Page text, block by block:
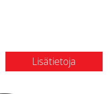
Lisätietoja